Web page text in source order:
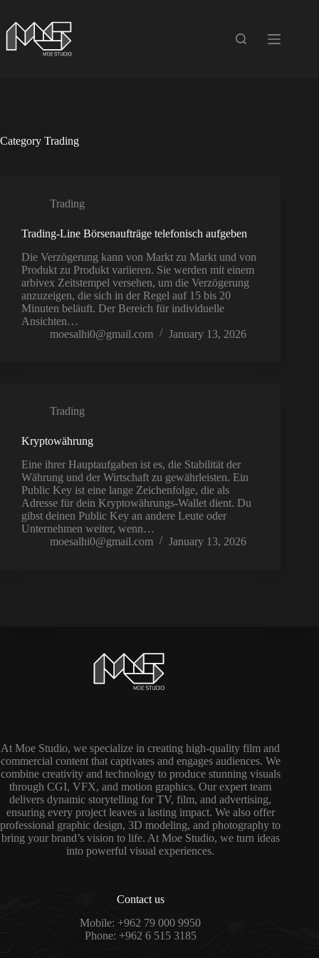
content
Category Trading
Trading
Trading-Line Börsenaufträge telefonisch aufgeben
Die Verzögerung kann von Markt zu Markt und von
Produkt zu Produkt variieren. Sie werden mit einem
arbivex Zeitstempel versehen, um die Verzögerung
anzuzeigen, die sich in der Regel auf 15 bis 20
Minuten beläuft. Der Bereich für individuelle
Ansichten…
moesalhi0@gmail.com
January 13, 2026
Trading
Kryptowährung
Eine ihrer Hauptaufgaben ist es, die Stabilität der
Währung und der Wirtschaft zu gewährleisten. Ein
Public Key ist eine lange Zeichenfolge, die als
Adresse für dein Kryptowährungs-Wallet dient. Du
gibst deinen Public Key an andere Leute oder
Unternehmen weiter, wenn…
moesalhi0@gmail.com
January 13, 2026
At Moe Studio, we specialize in creating high-quality film and
commercial content that captivates and engages audiences. We
combine creativity and technology to produce stunning visuals
through CGI, VFX, and motion graphics. Our expert team
delivers dynamic storytelling for TV, film, and advertising,
ensuring every project leaves a lasting impact. We also offer
professional graphic design, 3D modeling, and photography to
bring your brand’s vision to life. At Moe Studio, we turn ideas
into powerful visual experiences.
Contact us
Mobile: +962 79 000 9950
Phone: +962 6 515 3185